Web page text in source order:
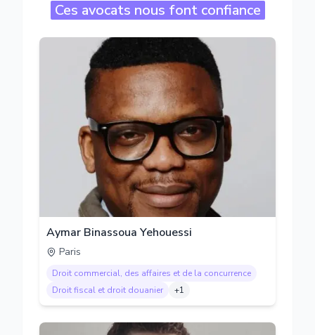
Ces avocats nous font confiance
Aymar Binassoua Yehouessi
Paris
Droit commercial, des affaires et de la concurrence
Droit fiscal et droit douanier
+1